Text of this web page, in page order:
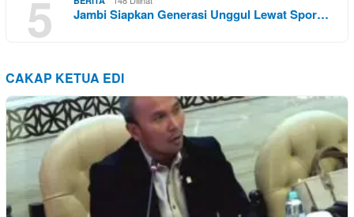
5 Jambi Siapkan Generasi Unggul Lewat Spor…
CAKAP KETUA EDI